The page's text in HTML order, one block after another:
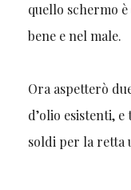
quello schermo
bene e nel male.
Ora aspetterò
d’olio esistenti,
soldi per la retta